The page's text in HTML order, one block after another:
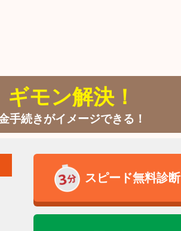
モン解決！
手続きがイメージできる！
スピード無料診断